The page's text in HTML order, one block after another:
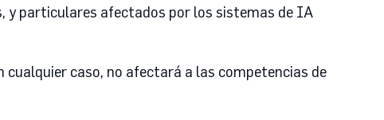
y particulares afectados por los sistemas de IA
cualquier caso, no afectará a las competencias de